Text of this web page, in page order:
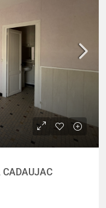
CADAUJAC